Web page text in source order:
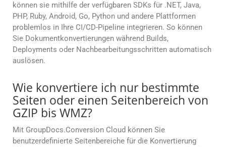
können sie mithilfe der verfügbaren SDKs für .NET, Java,
PHP, Ruby, Android, Go, Python und andere Plattformen
problemlos in Ihre CI/CD-Pipeline integrieren. So können
Sie Dokumentkonvertierungen während Builds,
Deployments oder Nachbearbeitungsschritten automatisch
auslösen.
Wie konvertiere ich nur bestimmte
Seiten oder einen Seitenbereich von
GZIP bis WMZ?
Mit GroupDocs.Conversion Cloud können Sie
benutzerdefinierte Seitenbereiche für die Konvertierung